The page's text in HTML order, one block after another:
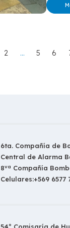
2 ... 5 6
6ta. Compañía de
Central de Alarma
8va Compañía
Celulares:+569 6577